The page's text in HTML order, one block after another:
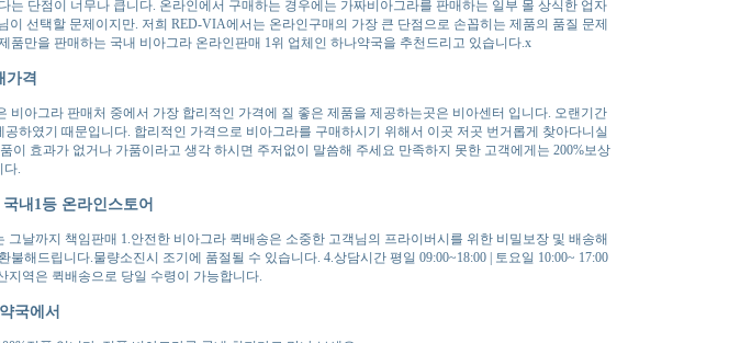
단점이 너무나 큽니다. 온라인에서 구매하는 경우에는 가짜비아그라를 판매하는 일부 몰 상식한 업자
선택할 문제이지만. 저희 RED-VIA에서는 온라인구매의 가장 큰 단점으로 손꼽히는 제품의 품질 문제
만을 판매하는 국내 비아그라 온라인판매 1위 업체인 하나약국을 추천드리고 있습니다.x
가격
아그라 판매처 중에서 가장 합리적인 가격에 질 좋은 제품을 제공하는곳은 비아센터 입니다. 오랜기간
하였기 때문입니다. 합리적인 가격으로 비아그라를 구매하시기 위해서 이곳 저곳 번거롭게 찾아다니실
효과가 없거나 가품이라고 생각 하시면 주저없이 말씀해 주세요 만족하지 못한 고객에게는 200%보상
다.
내1등 온라인스토어
날까지 책임판매 1.안전한 비아그라 퀵배송은 소중한 고객님의 프라이버시를 위한 비밀보장 및 배송해
해드립니다.물량소진시 조기에 품절될 수 있습니다. 4.상담시간 평일 09:00~18:00 | 토요일 10:00~ 17:00
지역은 퀵배송으로 당일 수령이 가능합니다.
국에서